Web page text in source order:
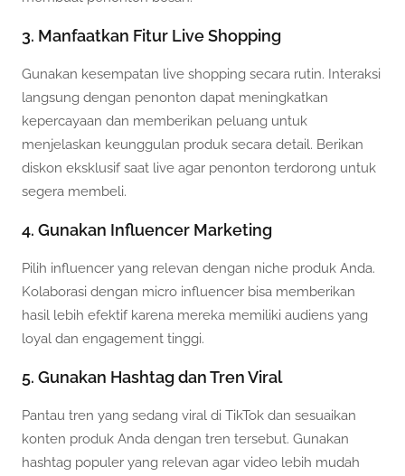
3. Manfaatkan Fitur Live Shopping
Gunakan kesempatan live shopping secara rutin. Interaksi
langsung dengan penonton dapat meningkatkan
kepercayaan dan memberikan peluang untuk
menjelaskan keunggulan produk secara detail. Berikan
diskon eksklusif saat live agar penonton terdorong untuk
segera membeli.
4. Gunakan Influencer Marketing
Pilih influencer yang relevan dengan niche produk Anda.
Kolaborasi dengan micro influencer bisa memberikan
hasil lebih efektif karena mereka memiliki audiens yang
loyal dan engagement tinggi.
5. Gunakan Hashtag dan Tren Viral
Pantau tren yang sedang viral di TikTok dan sesuaikan
konten produk Anda dengan tren tersebut. Gunakan
hashtag populer yang relevan agar video lebih mudah